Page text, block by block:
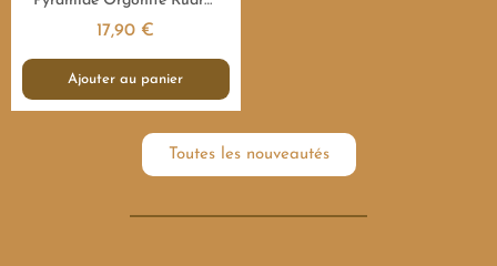
17,90 €
Ajouter au panier
Toutes les nouveautés